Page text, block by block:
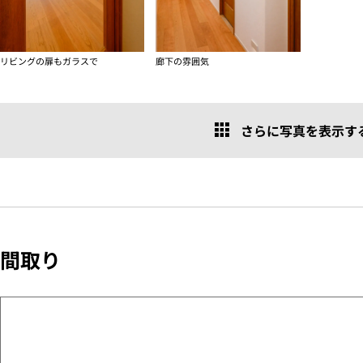
リビングの扉もガラスで 廊下の雰囲気
さらに写真を表示す
間取り